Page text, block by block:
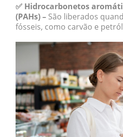
✅ Hidrocarbonetos
(PAHs) – São liberados
fósseis, como carvão e